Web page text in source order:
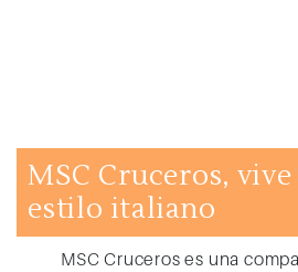
MSC Cruceros,
estilo italiano
MSC Cruceroses una